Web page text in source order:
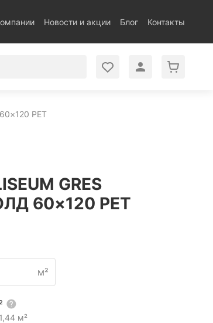
Новости и акции Блог Контакты
РЕТ
GRES
60×120 РЕТ
м²
1,44 м²